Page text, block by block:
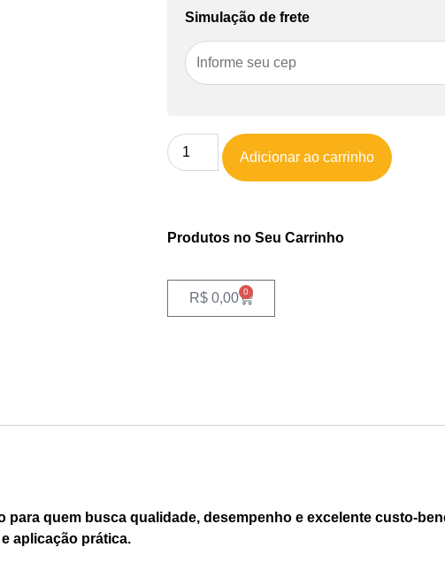
Simulação de frete
Adicionar ao carrinho
Produtos no Seu Carrinho
R$ 0,00 0
para quem busca qualidade, desempenho e excelente custo-
aplicação prática.